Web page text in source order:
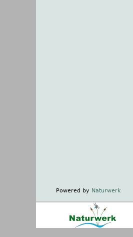
Powered by Naturwerk